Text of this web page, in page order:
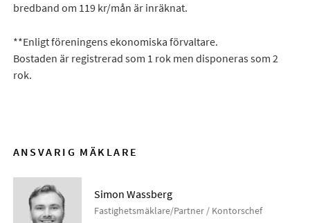
bredband om 119 kr/mån är inräknat.
**Enligt föreningens ekonomiska förvaltare.
Bostaden är registrerad som 1 rok men disponeras som 2
rok.
ANSVARIG MÄKLARE
Simon Wassberg
Fastighetsmäklare/Partner / Kontorschef